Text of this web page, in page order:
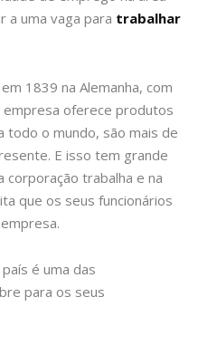
a uma vaga para trabalhar
1839 na Alemanha, com
empresa oferece produtos
todo o mundo, são mais de
E isso tem grande
corporação trabalha e na
que os seus funcionários
é uma das
para os seus